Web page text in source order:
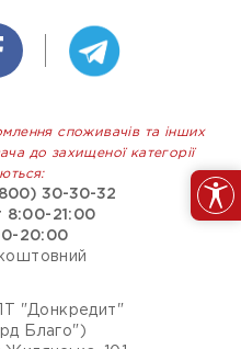
споживачів та інших
до захищеної категорії
30-30-32
8:00-21:00
20:00
"Донкредит"
Благо")